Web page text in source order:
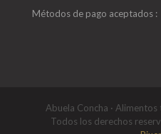
Métodos de pago aceptados :
Abuela Concha ·
Todos los derechos